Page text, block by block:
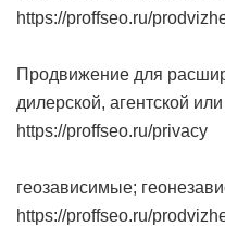
https://proffseo.ru/
Продвижение для
дилерской, агентской
https://proffseo.ru/privacy
геозависимые;
https://proffseo.ru/